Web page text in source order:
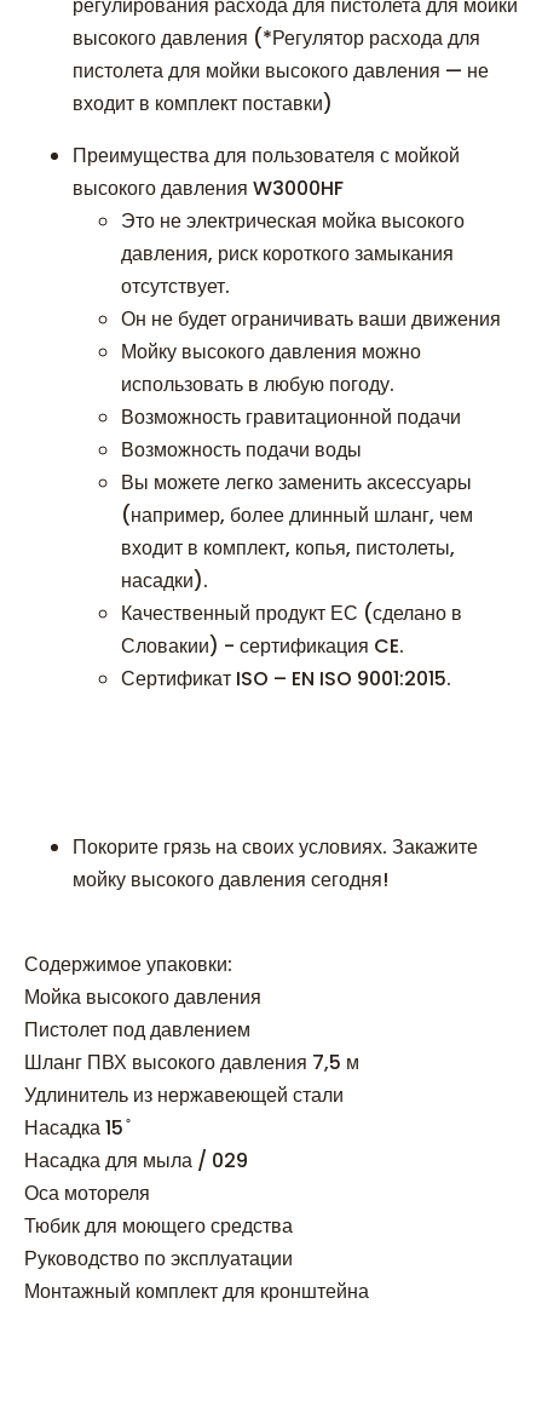
регулирования расхода для пистолета для мойки
высокого давления (*Регулятор расхода для
пистолета для мойки высокого давления — не
входит в комплект поставки)
Преимущества для пользователя с мойкой
высокого давления W3000HF
Это не электрическая мойка высокого
давления, риск короткого замыкания
отсутствует.
Он не будет ограничивать ваши движения
Мойку высокого давления можно
использовать в любую погоду.
Возможность гравитационной подачи
Возможность подачи воды
Вы можете легко заменить аксессуары
(например, более длинный шланг, чем
входит в комплект, копья, пистолеты,
насадки).
Качественный продукт ЕС (сделано в
Словакии) - сертификация CE.
Сертификат ISO – EN ISO 9001:2015.
Покорите грязь на своих условиях. Закажите
мойку высокого давления сегодня!
Содержимое упаковки:
Мойка высокого давления
Пистолет под давлением
Шланг ПВХ высокого давления 7,5 м
Удлинитель из нержавеющей стали
Насадка 15 ̊
Насадка для мыла / 029
Оса мотореля
Тюбик для моющего средства
Руководство по эксплуатации
Монтажный комплект для кронштейна